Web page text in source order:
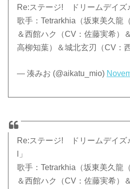
Re:ステージ! ドリームデイズ♪
歌手：Tetrarkhia（坂東美久龍
＆西館ハク（CV：佐藤実希）
高柳知葉）＆城北玄刃（CV：
— 湊みお (@aikatu_mio)
Re:ステージ! ドリームデイズ
l」
歌手：Tetrarkhia（坂東美久龍
＆西館ハク（CV：佐藤実希）